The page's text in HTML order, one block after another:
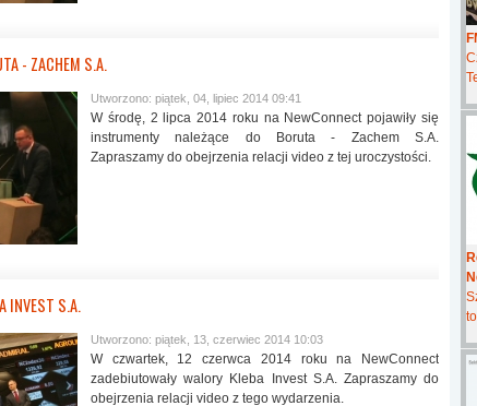
- ZACHEM S.A.
Utworzono: piątek, 04, lipiec 2014 09:41
W środę, 2 lipca 2014 roku na NewConnect pojawiły się
instrumenty należące do Boruta - Zachem S.A.
Zapraszamy do obejrzenia relacji video z tej uroczystości.
INVEST S.A.
Utworzono: piątek, 13, czerwiec 2014 10:03
W czwartek, 12 czerwca 2014 roku na NewConnect
zadebiutowały walory Kleba Invest S.A. Zapraszamy do
obejrzenia relacji video z tego wydarzenia.